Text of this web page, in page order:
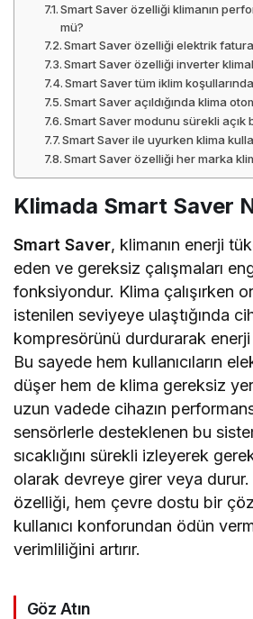
Smart Saver özelliği klimanın
mü?
Smart Saver özelliği elektrik
Smart Saver özelliği inverter
Smart Saver tüm iklim koşullarında
Smart Saver açıldığında klima
Smart Saver modunu sürekli açık
Smart Saver ile uyurken klima
Smart Saver özelliği her marka
Klimada Smart Saver
Smart Saver, klimanın enerji
eden ve gereksiz çalışmaları
fonksiyondur. Klima çalışırken
istenilen seviyeye ulaştığında
kompresörünü durdurarak
Bu sayede hem kullanıcıların
düşer hem de klima gereksiz
uzun vadede cihazın
sensörlerle desteklenen bu
sıcaklığını sürekli izleyerek
olarak devreye girer veya durur.
özelliği, hem çevre dostu bir
kullanıcı konforundan ödün
verimliliğini artırır.
Göz Atın